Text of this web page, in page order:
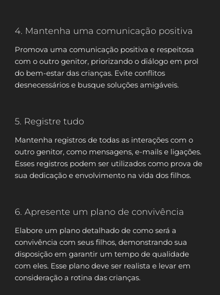
4. Mantenha uma comunicação positiva
Promova uma comunicação positiva e respeitosa
com o outro genitor, priorizando o diálogo em prol
do bem-estar das crianças. Evite conflitos
desnecessários e busque soluções amigáveis.
5. Registre tudo
Mantenha registros de todas as interações com o
outro genitor, como mensagens, e-mails e ligações.
Esses registros podem ser utilizados como prova de
sua dedicação e envolvimento na vida dos filhos.
6. Apresente um plano de convivência
Elabore um plano detalhado de como será a
convivência com seus filhos, demonstrando sua
disposição em garantir um tempo de qualidade
com eles. Esse plano deve ser realista e levar em
consideração a rotina das crianças.